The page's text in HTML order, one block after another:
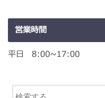
営業時間
平日 8:00~17:00